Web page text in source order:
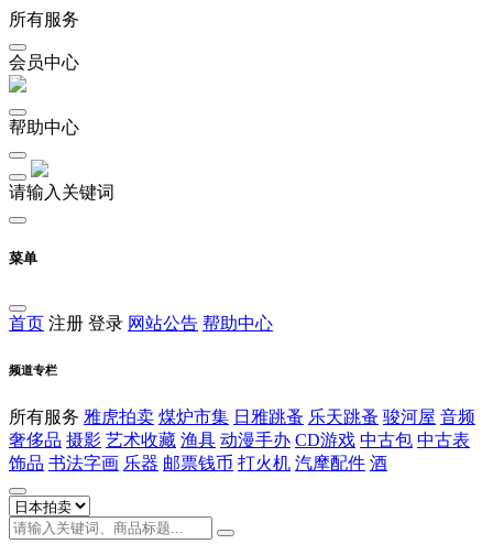
所有服务
会员中心
帮助中心
请输入关键词
菜单
首页 注册 登录 网站公告 帮助中心
频道专栏
所有服务 雅虎拍卖 煤炉市集 日雅跳蚤 乐天跳蚤 骏河屋 音频
奢侈品 摄影 艺术收藏 渔具 动漫手办 CD游戏 中古包 中古表
饰品 书法字画 乐器 邮票钱币 打火机 汽摩配件 酒